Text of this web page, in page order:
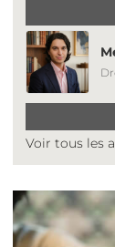
Voir tous les